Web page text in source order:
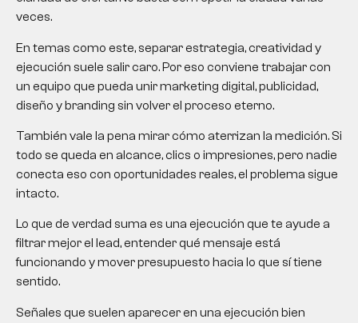
veces.
En temas como este, separar estrategia, creatividad y
ejecución suele salir caro. Por eso conviene trabajar con
un equipo que pueda unir marketing digital, publicidad,
diseño y branding sin volver el proceso eterno.
También vale la pena mirar cómo aterrizan la medición. Si
todo se queda en alcance, clics o impresiones, pero nadie
conecta eso con oportunidades reales, el problema sigue
intacto.
Lo que de verdad suma es una ejecución que te ayude a
filtrar mejor el lead, entender qué mensaje está
funcionando y mover presupuesto hacia lo que sí tiene
sentido.
Señales que suelen aparecer en una ejecución bien